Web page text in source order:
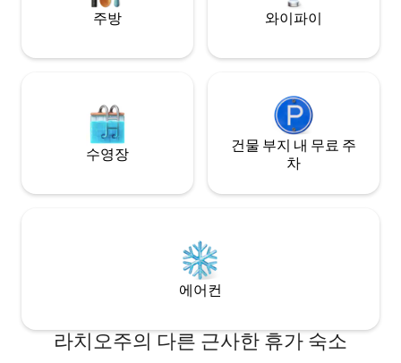
주방 와이파이
수영장
건물 부지 내 무료 주
차
에어컨
라치오주의 다른 근사한 휴가 숙소